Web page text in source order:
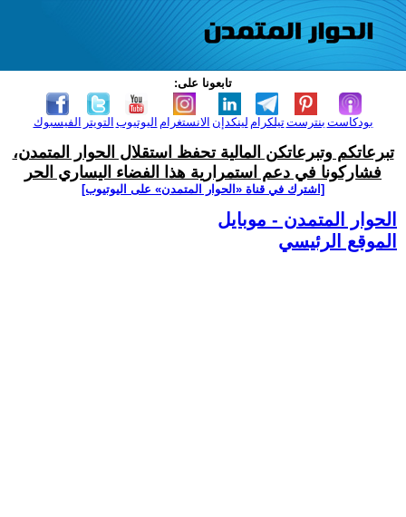
تابعونا على:
الفيسبوك التويتر اليوتيوب الانستغرام لينكدإن تيلكرامبنترست بودكاست
تبرعاتكم وتبرعاتكن المالية تحفظ استقلال الحوار المتمدن،
فشاركونا في دعم استمرارية هذا الفضاء اليساري الحر
[اشترك في قناة ‫«الحوار المتمدن» على اليوتيوب]
الحوار المتمدن - موبايل
الموقع الرئيسي